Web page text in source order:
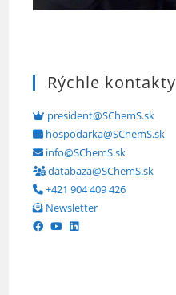
Rýchle kontakty
president@SChemS.sk
hospodarka@SChemS.sk
info@SChemS.sk
databaza@SChemS.sk
+421 904 409 426
Newsletter